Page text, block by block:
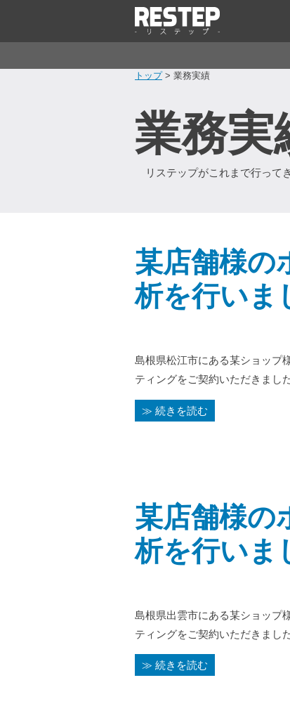
トップ> 業務実績
業務実
リステップがこれまで行って
某店舗様の
析を行いま
島根県松江市にある某ショップ
ティングをご契約いただきました
≫ 続きを読む
某店舗様の
析を行いま
島根県出雲市にある某ショップ
ティングをご契約いただきました
≫ 続きを読む